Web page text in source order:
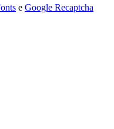
e Google Recaptcha